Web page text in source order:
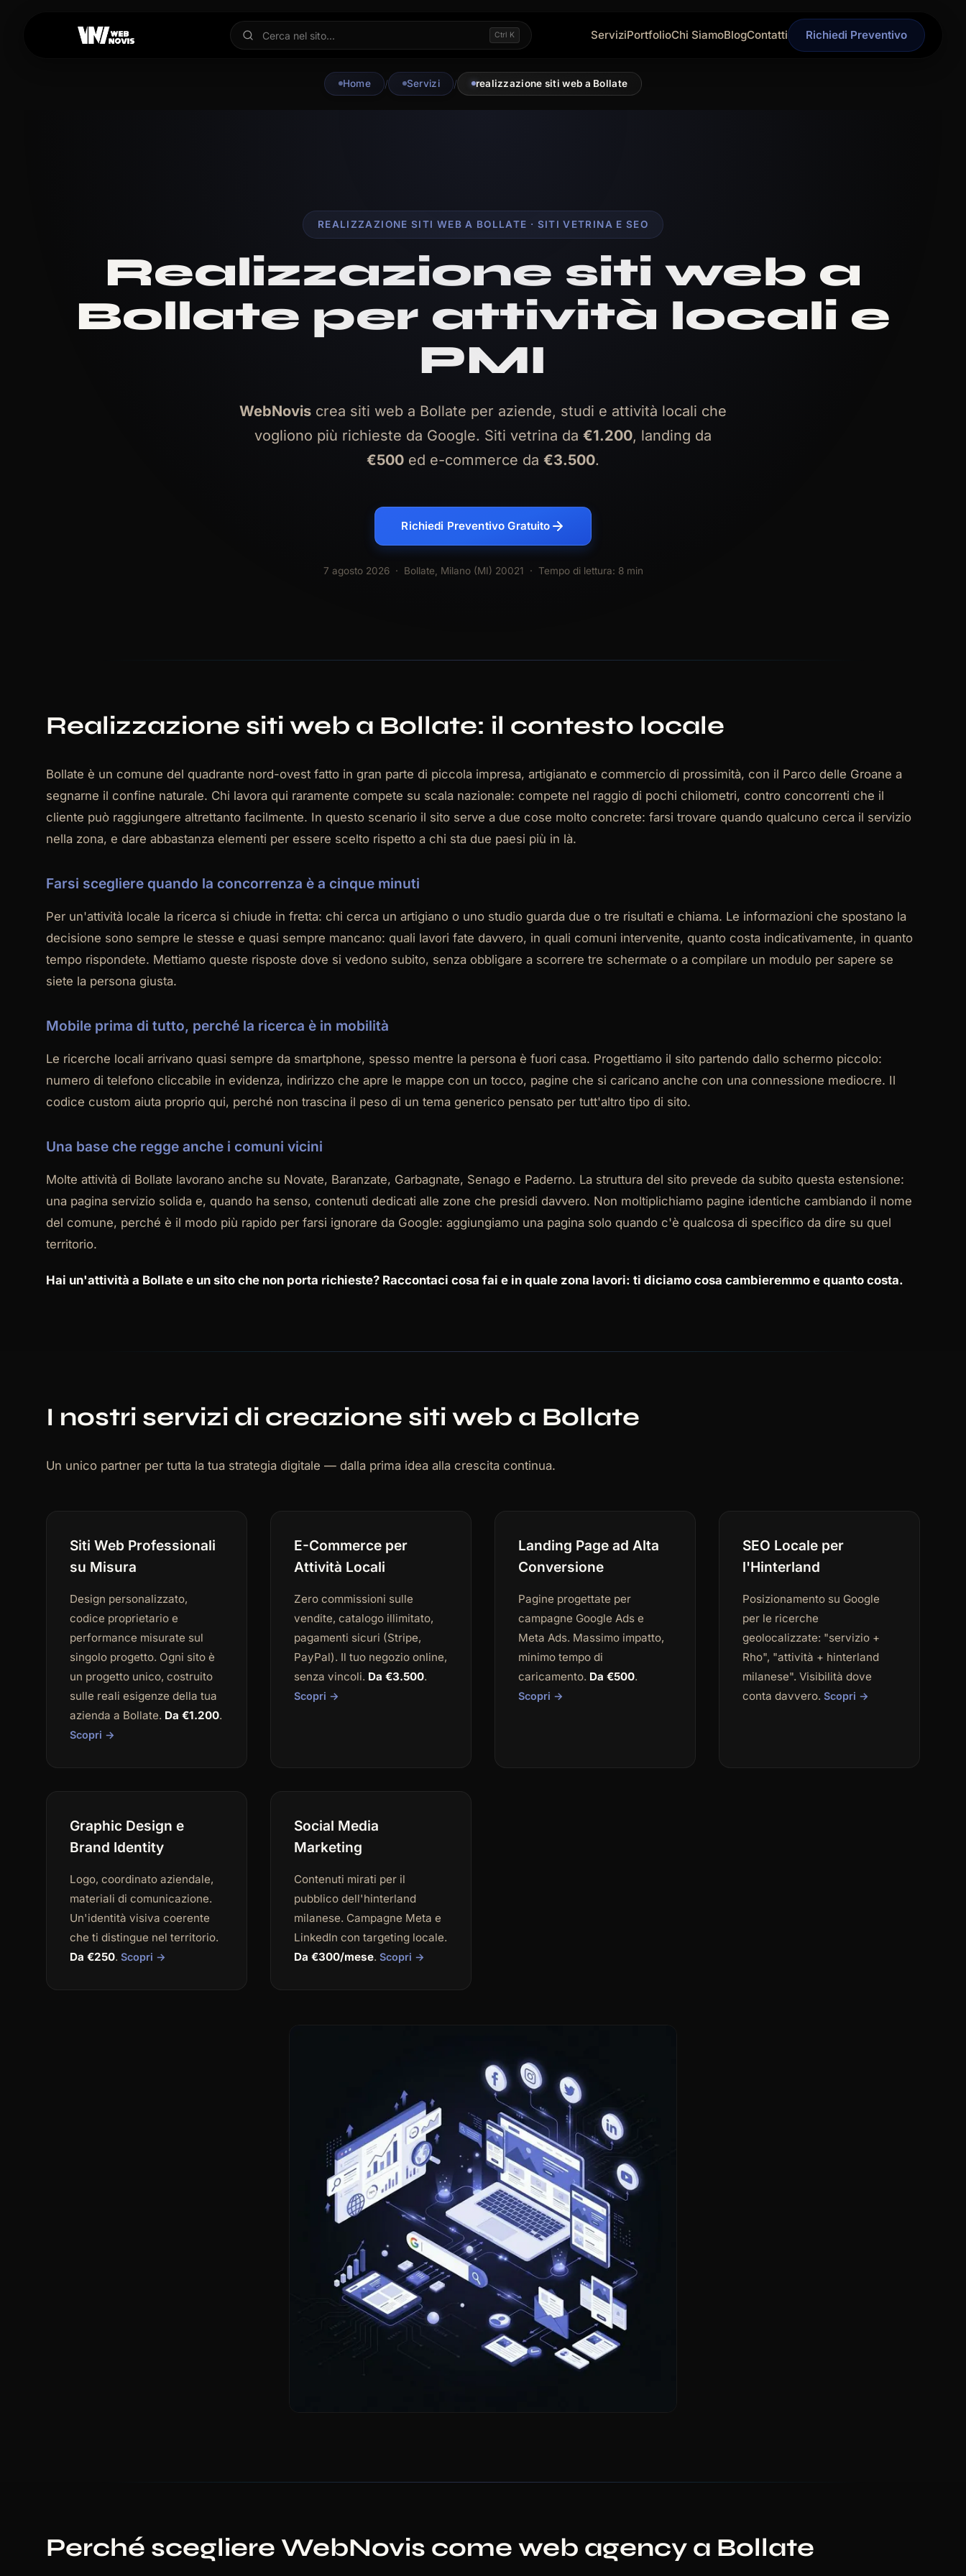
Ctrl K ServiziPortfolioChi SiamoBlogContatti Richiedi Preventivo
Home / Servizi / realizzazione siti web a Bollate
REALIZZAZIONE SITI WEB A BOLLATE · SITI VETRINA E SEO
Realizzazione siti web a
Bollate per attività locali e
PMI
WebNovis crea siti web a Bollate per aziende, studi e attività locali che
vogliono più richieste da Google. Siti vetrina da €1.200, landing da
€500 ed e-commerce da €3.500.
Richiedi Preventivo Gratuito
7 agosto 2026· Bollate, Milano (MI) 20021 · Tempo di lettura: 8 min
Realizzazione siti web a Bollate: il contesto locale
Bollate è un comune del quadrante nord-ovest fatto in gran parte di piccola impresa, artigianato e commercio di prossimità, con il Parco delle Groane a
segnarne il confine naturale. Chi lavora qui raramente compete su scala nazionale: compete nel raggio di pochi chilometri, contro concorrenti che il
cliente può raggiungere altrettanto facilmente. In questo scenario il sito serve a due cose molto concrete: farsi trovare quando qualcuno cerca il servizio
nella zona, e dare abbastanza elementi per essere scelto rispetto a chi sta due paesi più in là.
Farsi scegliere quando la concorrenza è a cinque minuti
Per un'attività locale la ricerca si chiude in fretta: chi cerca un artigiano o uno studio guarda due o tre risultati e chiama. Le informazioni che spostano la
decisione sono sempre le stesse e quasi sempre mancano: quali lavori fate davvero, in quali comuni intervenite, quanto costa indicativamente, in quanto
tempo rispondete. Mettiamo queste risposte dove si vedono subito, senza obbligare a scorrere tre schermate o a compilare un modulo per sapere se
siete la persona giusta.
Mobile prima di tutto, perché la ricerca è in mobilità
Le ricerche locali arrivano quasi sempre da smartphone, spesso mentre la persona è fuori casa. Progettiamo il sito partendo dallo schermo piccolo:
numero di telefono cliccabile in evidenza, indirizzo che apre le mappe con un tocco, pagine che si caricano anche con una connessione mediocre. Il
codice custom aiuta proprio qui, perché non trascina il peso di un tema generico pensato per tutt'altro tipo di sito.
Una base che regge anche i comuni vicini
Molte attività di Bollate lavorano anche su Novate, Baranzate, Garbagnate, Senago e Paderno. La struttura del sito prevede da subito questa estensione:
una pagina servizio solida e, quando ha senso, contenuti dedicati alle zone che presidi davvero. Non moltiplichiamo pagine identiche cambiando il nome
del comune, perché è il modo più rapido per farsi ignorare da Google: aggiungiamo una pagina solo quando c'è qualcosa di specifico da dire su quel
territorio.
Hai un'attività a Bollate e un sito che non porta richieste? Raccontaci cosa fai e in quale zona lavori: ti diciamo cosa cambieremmo e quanto costa.
I nostri servizi di creazione siti web a Bollate
Un unico partner per tutta la tua strategia digitale — dalla prima idea alla crescita continua.
Siti Web Professionali
su Misura
Design personalizzato,
codice proprietario e
performance misurate sul
singolo progetto. Ogni sito è
un progetto unico, costruito
sulle reali esigenze della tua
azienda a Bollate. Da €1.200.
Scopri →
E-Commerce per
Attività Locali
Zero commissioni sulle
vendite, catalogo illimitato,
pagamenti sicuri (Stripe,
PayPal). Il tuo negozio online,
senza vincoli. Da €3.500.
Scopri →
Landing Page ad Alta
Conversione
Pagine progettate per
campagne Google Ads e
Meta Ads. Massimo impatto,
minimo tempo di
caricamento. Da €500.
Scopri →
SEO Locale per
l'Hinterland
Posizionamento su Google
per le ricerche
geolocalizzate: "servizio +
Rho", "attività + hinterland
milanese". Visibilità dove
conta davvero. Scopri →
Graphic Design e
Brand Identity
Logo, coordinato aziendale,
materiali di comunicazione.
Un'identità visiva coerente
che ti distingue nel territorio.
Da €250. Scopri →
Social Media
Marketing
Contenuti mirati per il
pubblico dell'hinterland
milanese. Campagne Meta e
LinkedIn con targeting locale.
Da €300/mese. Scopri →
Perché scegliere WebNovis come web agency a Bollate